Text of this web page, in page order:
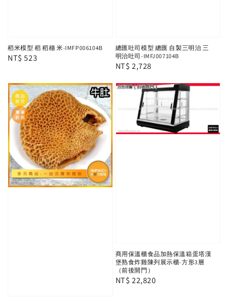
稻米模型 稻 稻穗 米-IMFP006104B
Regular
NT$ 523
總匯吐司模型 總匯 自製三明治 三
明治吐司-IMFJ007104B
Regular
NT$ 2,728
商用保溫櫃食品加熱保溫箱蛋塔漢
堡熟食炸雞陳列展示櫃-方形3層
（前後開門）
Regular
NT$ 22,820